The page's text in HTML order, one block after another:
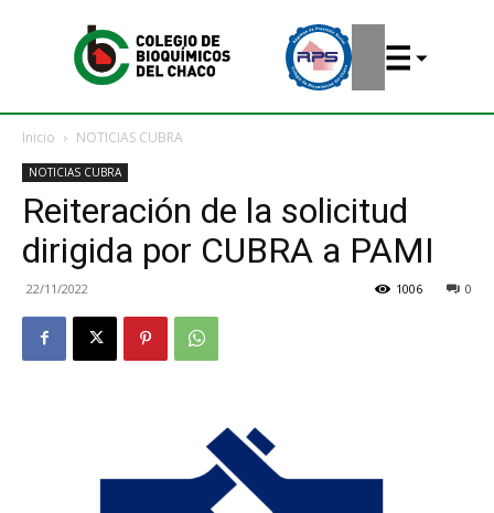
Inicio NOTICIAS CUBRA
NOTICIAS CUBRA
Reiteración de la solicitud
dirigida por CUBRA a PAMI
22/11/2022 0
1006